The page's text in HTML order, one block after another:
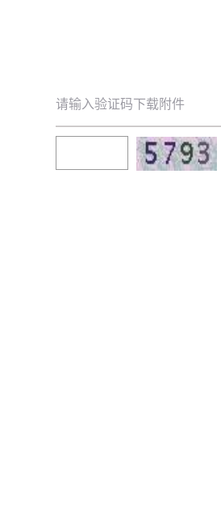
请输入验证码下载附件